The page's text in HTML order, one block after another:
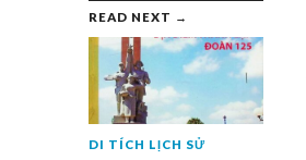
READ NEXT →
DI TÍCH LỊCH SỬ